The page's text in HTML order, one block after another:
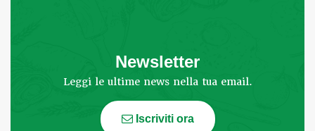
Newsletter
Leggi le ultime news nella tua email.
Iscriviti ora